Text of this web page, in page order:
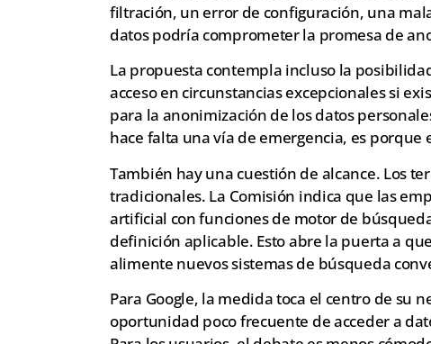
filtración, un error de configuración, una
datos podría comprometer la promesa de
La propuesta contempla incluso la
acceso en circunstancias excepcionales si
para la anonimización de los datos
hace falta una vía de emergencia, es
También hay una cuestión de alcance. Los
tradicionales. La Comisión indica que las
artificial con funciones de motor de
definición aplicable. Esto abre la puerta a
alimente nuevos sistemas de búsqueda
Para Google, la medida toca el centro de su
oportunidad poco frecuente de acceder a